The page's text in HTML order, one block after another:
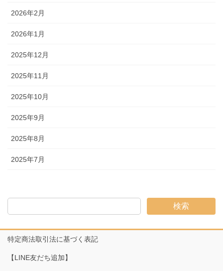
2026年2月
2026年1月
2025年12月
2025年11月
2025年10月
2025年9月
2025年8月
2025年7月
検索
特定商法取引法に基づく表記
【LINE友だち追加】